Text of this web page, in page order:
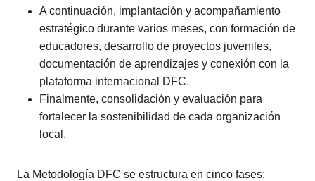
A continuación, implantación y acompañamiento
estratégico durante varios meses, con formación de
educadores, desarrollo de proyectos juveniles,
documentación de aprendizajes y conexión con la
plataforma internacional DFC.
Finalmente, consolidación y evaluación para
fortalecer la sostenibilidad de cada organización
local.
La Metodología DFC se estructura en cinco fases: